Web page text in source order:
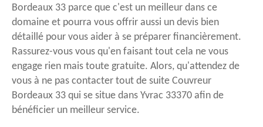
Bordeaux 33 parce que c'est un meilleur dans ce
domaine et pourra vous offrir aussi un devis bien
détaillé pour vous aider à se préparer financièrement.
Rassurez-vous vous qu'en faisant tout cela ne vous
engage rien mais toute gratuite. Alors, qu'attendez de
vous à ne pas contacter tout de suite Couvreur
Bordeaux 33 qui se situe dans Yvrac 33370 afin de
bénéficier un meilleur service.